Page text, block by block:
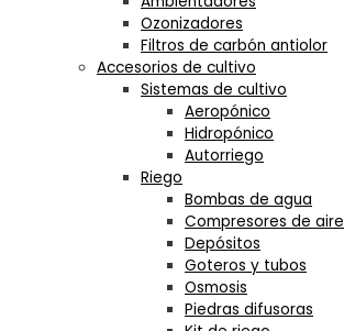
Ozonizadores
Filtros de carbón antiolor
Accesorios de cultivo
Sistemas de cultivo
Aeropónico
Hidropónico
Autorriego
Riego
Bombas de agua
Compresores de aire
Depósitos
Goteros y tubos
Osmosis
Piedras difusoras